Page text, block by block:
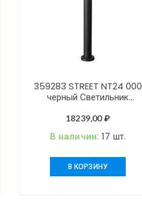
359283 STREET NT24 000
черный Светильник
4000K 12W 185-265V
18239,00₽
В наличии:17 шт.
В КОРЗИНУ